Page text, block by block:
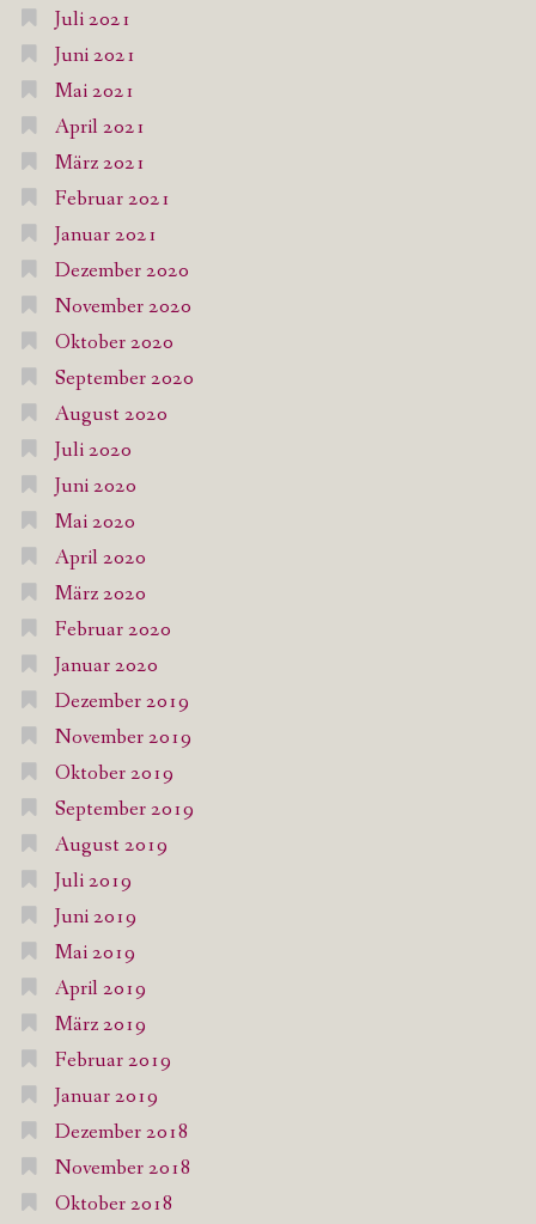
Juli 2021
Juni 2021
Mai 2021
April 2021
März 2021
Februar 2021
Januar 2021
Dezember 2020
November 2020
Oktober 2020
September 2020
August 2020
Juli 2020
Juni 2020
Mai 2020
April 2020
März 2020
Februar 2020
Januar 2020
Dezember 2019
November 2019
Oktober 2019
September 2019
August 2019
Juli 2019
Juni 2019
Mai 2019
April 2019
März 2019
Februar 2019
Januar 2019
Dezember 2018
November 2018
Oktober 2018